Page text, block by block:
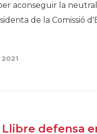
aconseguir la
de la Comissió
2021
defensa